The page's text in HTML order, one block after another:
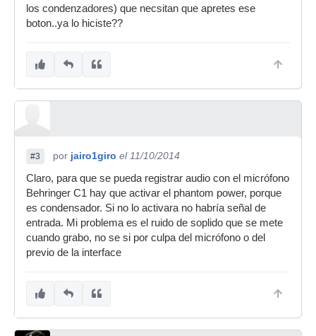
los condenzadores) que necsitan que apretes ese
boton..ya lo hiciste??
#3 por jairo1giro el 11/10/2014
Claro, para que se pueda registrar audio con el micrófono
Behringer C1 hay que activar el phantom power, porque
es condensador. Si no lo activara no habría señal de
entrada. Mi problema es el ruido de soplido que se mete
cuando grabo, no se si por culpa del micrófono o del
previo de la interface